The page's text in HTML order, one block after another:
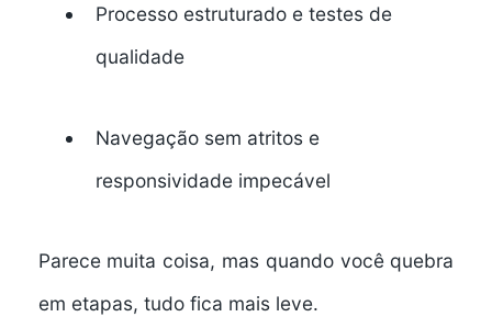
Processo estruturado e testes de
qualidade
Navegação sem atritos e
responsividade impecável
Parece muita coisa, mas quando você quebra
em etapas, tudo fica mais leve.